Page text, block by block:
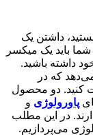
داشتن یک
باید یک میکسر
داشته باشید.
که در
کنید. دو محصول
پاورولوژی و
در این مطلب
می‌پردازیم.